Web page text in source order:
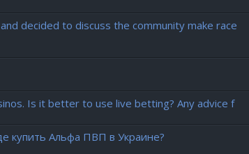
decided to discuss the community make race
Is it better to use live betting? Any advice f
купить Альфа ПВП в Украине?